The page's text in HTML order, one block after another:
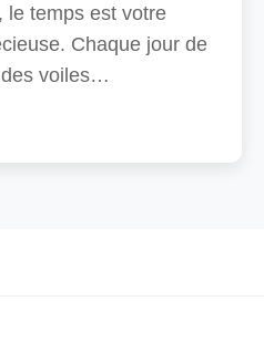
temps est votre
Chaque jour de
des voiles…